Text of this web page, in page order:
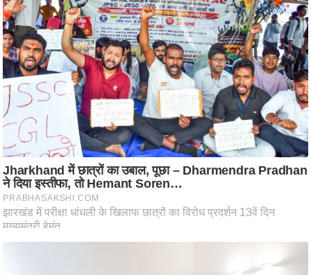
प
र्य
ट
न
स्थ
ल
फि
ट
ने
स
मं
त्रा